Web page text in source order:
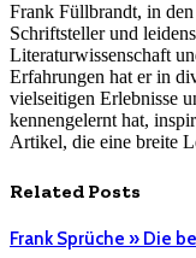
Frank Füllbrandt, in
Schriftsteller und
Literaturwissenschaft
Erfahrungen hat er in
vielseitigen Erlebnisse
kennengelernt hat,
Artikel, die eine breite
Related Posts
Frank Sprüche » Die